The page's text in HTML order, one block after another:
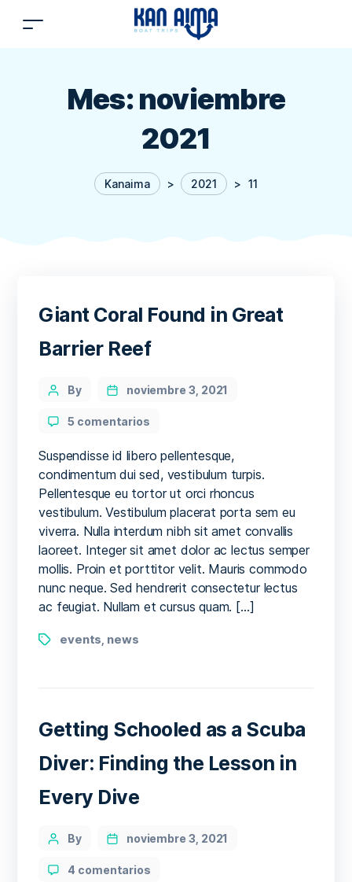
Mes:noviembre
2021
Kanaima > 2021 > 11
Giant Coral Found in Great
Barrier Reef
Categories
PostBy noviembre 3, 2021
5 comentarios
Coral
Found
Great
Barrier
Reef
Suspendisse id libero pellentesque,
condimentum dui sed, vestibulum turpis.
Pellentesque eu tortor ut orci rhoncus
vestibulum. Vestibulum placerat porta sem eu
viverra. Nulla interdum nibh sit amet convallis
laoreet. Integer sit amet dolor ac lectus semper
mollis. Proin et porttitor velit. Mauris commodo
nunc neque. Sed hendrerit consectetur lectus
ac feugiat. Nullam et cursus quam. […]
Tagsevents news
Getting Schooled as a Scuba
Diver: Finding the Lesson in
Every Dive
Categories
PostBy noviembre 3, 2021
4 comentarios